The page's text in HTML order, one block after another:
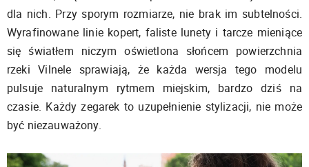
dla nich. Przy sporym rozmiarze, nie brak im subtelności.
Wyrafinowane linie kopert, faliste lunety i tarcze mieniące
się światłem niczym oświetlona słońcem powierzchnia
rzeki Vilnele sprawiają, że każda wersja tego modelu
pulsuje naturalnym rytmem miejskim, bardzo dziś na
czasie. Każdy zegarek to uzupełnienie stylizacji, nie może
być niezauważony.